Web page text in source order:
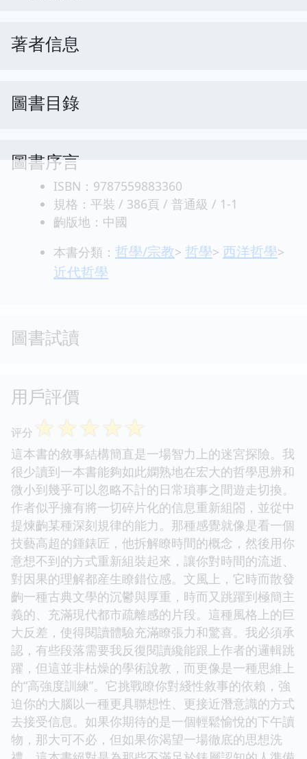
著者信息
圖書目錄
圖書序言
ISBN：9787559883360
規格：平裝 / 386頁 / 普通級 / 1-1
齣版地：中國
本書分類： 哲學/宗教> 哲學> 西洋哲學>
近代哲學
圖書試讀
用戶評價
评分 ☆☆☆☆☆
這本書的敘事結構簡直是一場智力上的迷宮探險。我
很少讀到一本書能夠如此嫻熟地在宏大的哲學思辨和
微小到幾乎可以忽略不計的日常瑣事之間遊走切換。
作者似乎擁有將一切碎片化的信息重新組閤，並從中
提煉齣某種深刻規律的能力。那種感覺就像是看一個
技藝高超的鍾錶匠，他拆解瞭時間的概念，然後用你
意想不到的方式重新組裝起來，讓你對時間的流逝、
對因果的理解都産生瞭錯位感。文風上，它時而散發
齣一種古典文學的沉鬱與厚重，時而又跳躍到極簡主
義的、充滿現代都市疏離感的片段。這種風格上的巨
大反差，使得閱讀體驗充滿瞭張力和驚喜。我必須承
認，有些段落需要我反復閱讀纔能跟上作者的邏輯跳
躍，但這並非枯燥的學術說教，而更像是一種思維上
的“高強度訓練”。它挑戰瞭你對綫性敘事的依賴，強
迫你的大腦以一種更具聯想性、更接近潛意識的方式
去接受信息。如果你期待的是一個輕鬆愉悅的下午讀
物，那大可不必，但如果你渴望一場徹底的思想洗